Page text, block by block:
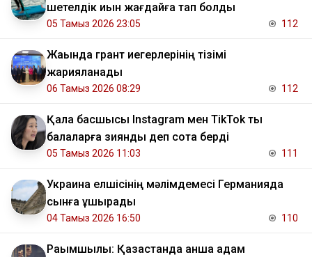
шетелдік қиын жағдайға тап болды
05 Тамыз 2026 23:05 112
Жақында грант иегерлерінің тізімі
жарияланады
06 Тамыз 2026 08:29 112
Қала басшысы Instagram мен TikTok ты
балаларға зиянды деп сотқа берді
05 Тамыз 2026 11:03 111
Украина елшісінің мәлімдемесі Германияда
сынға ұшырады
04 Тамыз 2026 16:50 110
Рақымшылық: Қазақстанда қанша адам